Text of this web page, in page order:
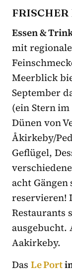
FRISCHER
Essen &
mit
Meerblick
September
(ein Stern
Dünen von
Åkirkeby/
Geflügel,
acht
reservieren!
Restaurants
ausgebucht.
Aakirkeby.
Das Le Port